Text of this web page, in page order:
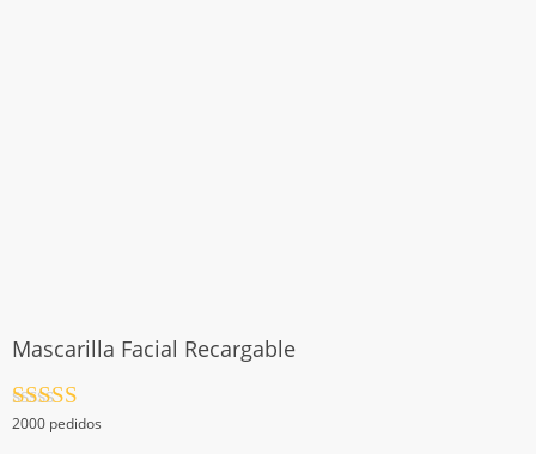
Mascarilla Facial Recargable
Valorado
con
2000 pedidos